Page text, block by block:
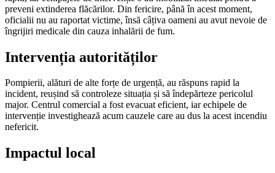
preveni extinderea flăcărilor. Din fericire, până în acest moment,
oficialii nu au raportat victime, însă câțiva oameni au avut nevoie de
îngrijiri medicale din cauza inhalării de fum.
Intervenția autorităților
Pompierii, alături de alte forțe de urgență, au răspuns rapid la
incident, reușind să controleze situația și să îndepărteze pericolul
major. Centrul comercial a fost evacuat eficient, iar echipele de
intervenție investighează acum cauzele care au dus la acest incendiu
nefericit.
Impactul local